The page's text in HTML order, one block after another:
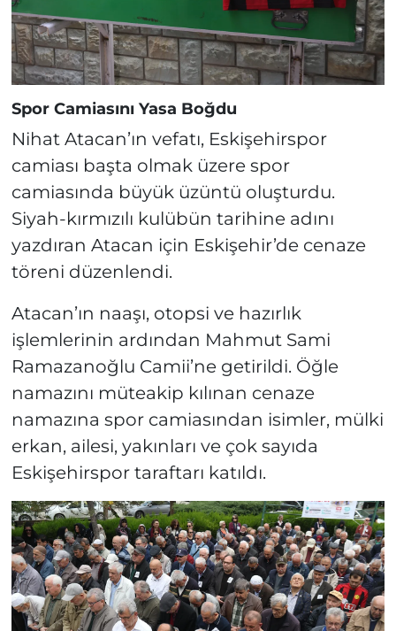
Spor Camiasını Yasa Boğdu
Nihat Atacan’ın vefatı, Eskişehirspor
camiası başta olmak üzere spor
camiasında büyük üzüntü oluşturdu.
Siyah-kırmızılı kulübün tarihine adını
yazdıran Atacan için Eskişehir’de cenaze
töreni düzenlendi.
Atacan’ın naaşı, otopsi ve hazırlık
işlemlerinin ardından Mahmut Sami
Ramazanoğlu Camii’ne getirildi. Öğle
namazını müteakip kılınan cenaze
namazına spor camiasından isimler, mülki
erkan, ailesi, yakınları ve çok sayıda
Eskişehirspor taraftarı katıldı.